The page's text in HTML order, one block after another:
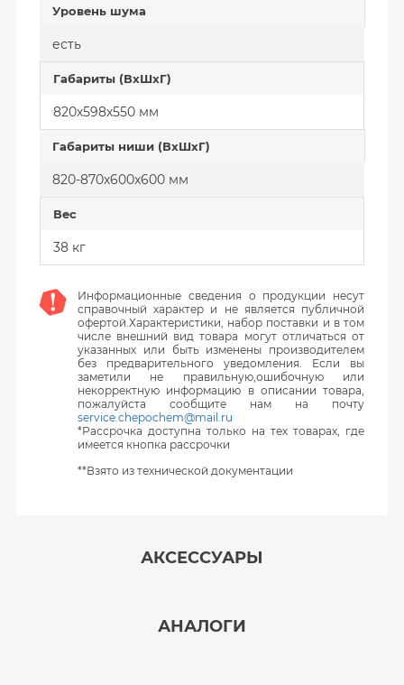
Уровень шума
есть
Габариты (ВхШхГ)
820х598х550 мм
Габариты ниши (ВхШхГ)
820-870x600x600 мм
Вес
38 кг
Информационные сведения о продукции несут
справочный характер и не является публичной
офертой.Характеристики, набор поставки и в том
числе внешний вид товара могут отличаться от
указанных или быть изменены производителем
без предварительного уведомления. Если вы
заметили не правильную,ошибочную или
некорректную информацию в описании товара,
пожалуйста сообщите нам на почту
service.chepochem@mail.ru
*Рассрочка доступна только на тех товарах, где
имеется кнопка рассрочки
**Взято из технической документации
АКСЕССУАРЫ
АНАЛОГИ